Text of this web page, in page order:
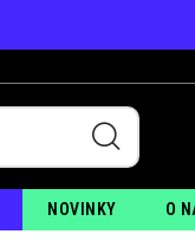
NOVINKY O